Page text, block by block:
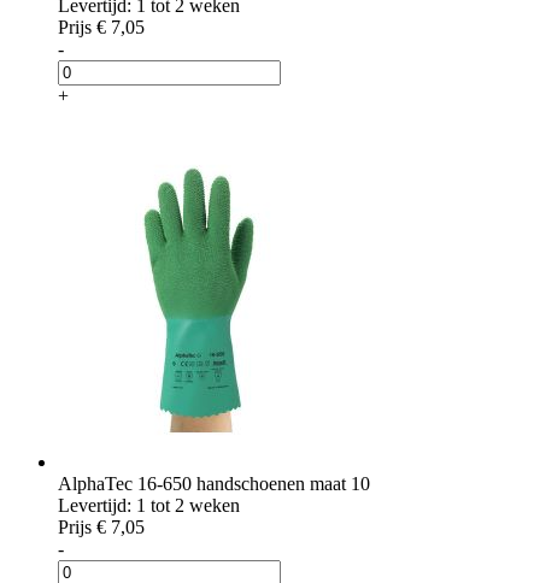
Levertijd: 1 tot 2 weken
Prijs € 7,05
-
+
AlphaTec 16-650 handschoenen maat 10
Levertijd: 1 tot 2 weken
Prijs € 7,05
-